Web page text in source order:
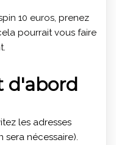
10 euros, prenez
pourrait vous faire
d'abord
les adresses
nécessaire).